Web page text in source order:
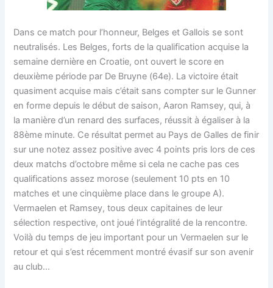
Dans ce match pour l’honneur, Belges et Gallois se sont
neutralisés. Les Belges, forts de la qualification acquise la
semaine dernière en Croatie, ont ouvert le score en
deuxième période par De Bruyne (64e). La victoire était
quasiment acquise mais c’était sans compter sur le Gunner
en forme depuis le début de saison, Aaron Ramsey, qui, à
la manière d’un renard des surfaces, réussit à égaliser à la
88ème minute. Ce résultat permet au Pays de Galles de finir
sur une notez assez positive avec 4 points pris lors de ces
deux matchs d’octobre même si cela ne cache pas ces
qualifications assez morose (seulement 10 pts en 10
matches et une cinquième place dans le groupe A).
Vermaelen et Ramsey, tous deux capitaines de leur
sélection respective, ont joué l’intégralité de la rencontre.
Voilà du temps de jeu important pour un Vermaelen sur le
retour et qui s’est récemment montré évasif sur son avenir
au club…